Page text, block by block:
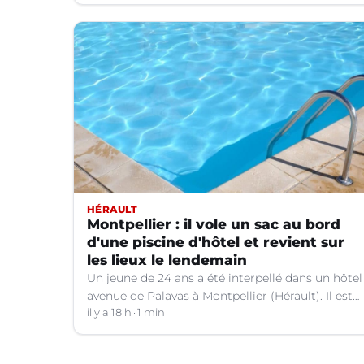
HÉRAULT
Montpellier : il vole un sac au bord
d'une piscine d'hôtel et revient sur
les lieux le lendemain
Un jeune de 24 ans a été interpellé dans un hôtel
avenue de Palavas à Montpellier (Hérault). Il est
suspecté d'avoir volé le sac d'une cliente.
il y a 18 h 1 min